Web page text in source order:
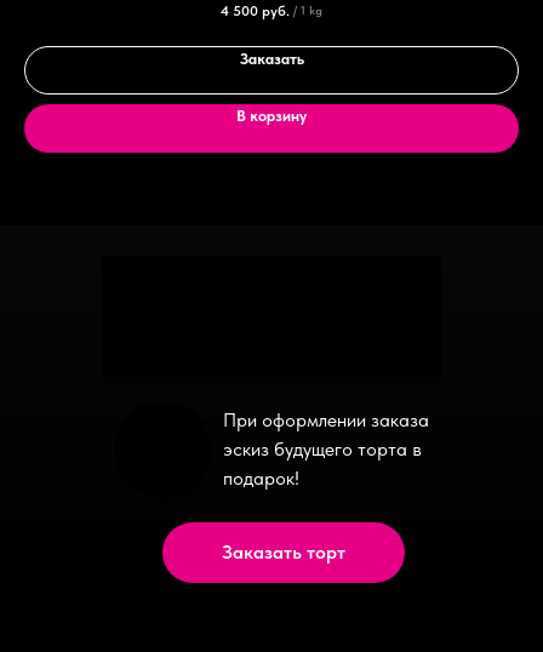
4 500 руб. / 1 kg
Заказать
В корзину
При оформлении заказа
эскиз будущего торта в
подарок!
Заказать торт